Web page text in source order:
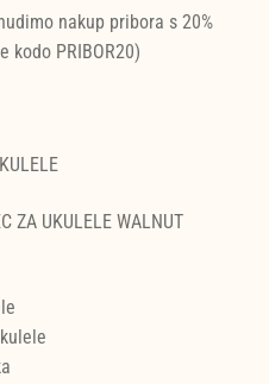
nakup pribora s 20%
kodo PRIBOR20)
ZA UKULELE WALNUT